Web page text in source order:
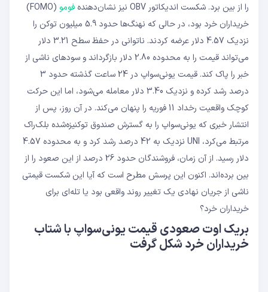
را از بین برد. شکست اندیکاتور OBV نیز نشان‌دهنده
فومو
(FOMO)
خریداران خرد بود، در حالی که نهنگ‌ها حدود 5.9 میلیون توکن را
نزدیک 4.57 دلار عرضه کردند. ناتوانی در حفظ سطح 3.21 دلار
می‌تواند قیمت را به محدوده 2.80 دلار بازگرداند و سودهای ناشی از
خبر را پاک کند. قیمت یونی‌سواپ در 24 ساعت گذشته حدود 3
درصد رشد کرده و نزدیک 3.40 دلار معامله می‌شود، اما این حرکت
کوچک واقعیت رخداد 11 فوریه را پنهان می‌کند. در آن روز، پس از
انتشار خبری که یونی‌سواپ را به گسترش صندوق توکنیزه‌شده بلک‌راک
مرتبط می‌کرد، UNI نزدیک به 42 درصد رشد کرد و به محدوده 4.57
دلار رسید. از آن زمان، فروشندگان حدود 26 درصد از این صعود را از
بین برده‌اند. اکنون این پرسش مطرح است که آیا این شکست قیمتی
ناشی از جریان نهادی یک تغییر روند واقعی بود یا تله‌ای برای
خریداران خرد؟
بریک اوت صعودی قیمت یونی‌سواپ با شتاب
خریداران خرد شکل گرفت